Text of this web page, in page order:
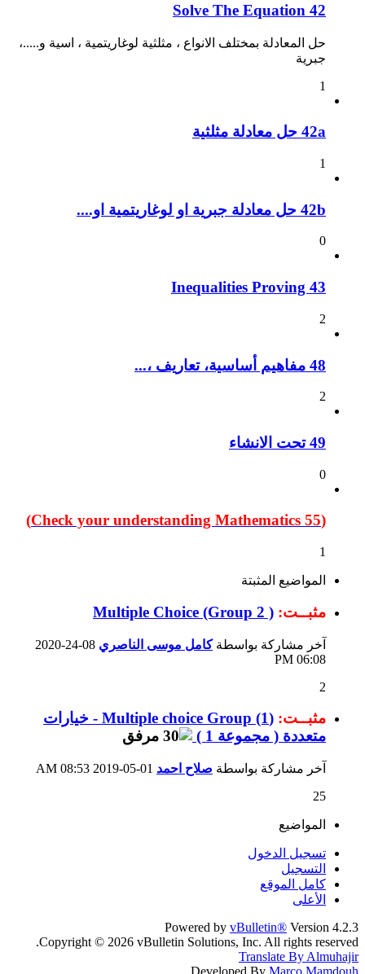
42 Solve The Equation
حل المعادلة بمختلف الانواع ، مثلثية لوغاريتمية ، اسية و.....،
جبرية
1
42a حل معادلة مثلثية
1
42b حل معادلة جبرية او لوغاريتمية او....
0
Inequalities Proving 43
2
48 مفاهيم أساسية، تعاريف ،...
2
49 تحت الانشاء
0
(55 Check your understanding Mathematics)
1
المواضيع المثبتة
مثبــت: Multiple Choice (Group 2 )
آخر مشاركة بواسطةكامل موسى الناصري
06:08 PM
2
مثبــت:
(Multiple choice Group (1 - خيارات
متعددة ( مجموعة 1 )
آخر مشاركة بواسطة صلاح احمد
08:53 AM
25
المواضيع
تسجيل الدخول
التسجيل
كامل الموقع
الأعلى
Powered by vBulletin® Version 4.2.3
Copyright © 2026 vBulletin Solutions, Inc. All rights reserved.
Translate By Almuhajir
Developed By Marco Mamdouh